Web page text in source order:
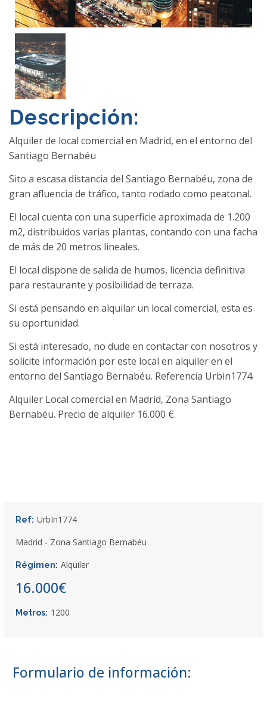
Descripción:
Alquiler de local comercial en Madrid, en el entorno del
Santiago Bernabéu
Sito a escasa distancia del Santiago Bernabéu, zona de
gran afluencia de tráfico, tanto rodado como peatonal.
El local cuenta con una superficie aproximada de 1.200
m2, distribuidos varias plantas, contando con una facha
de más de 20 metros lineales.
El local dispone de salida de humos, licencia definitiva
para restaurante y posibilidad de terraza.
Si está pensando en alquilar un local comercial, esta es
su oportunidad.
Si está interesado, no dude en contactar con nosotros y
solicite información por este local en alquiler en el
entorno del Santiago Bernabéu. Referencia Urbin1774.
Alquiler Local comercial en Madrid, Zona Santiago
Bernabéu. Precio de alquiler 16.000 €.
Ref: UrbIn1774
Madrid - Zona Santiago Bernabéu
Régimen: Alquiler
16.000€
Metros: 1200
Formulario de información: